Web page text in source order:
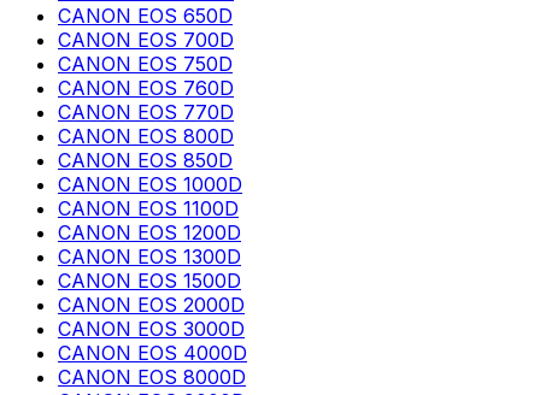
CANON EOS 650D
CANON EOS 700D
CANON EOS 750D
CANON EOS 760D
CANON EOS 770D
CANON EOS 800D
CANON EOS 850D
CANON EOS 1000D
CANON EOS 1100D
CANON EOS 1200D
CANON EOS 1300D
CANON EOS 1500D
CANON EOS 2000D
CANON EOS 3000D
CANON EOS 4000D
CANON EOS 8000D